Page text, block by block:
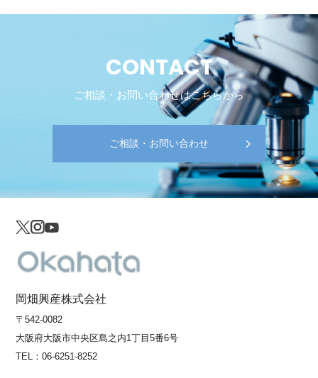
CONTACT
ご相談・お問い合わせはこちらから
ご相談・お問い合わせ
岡畑興産株式会社
〒542-0082
大阪府大阪市中央区島之内1丁目5番6号
TEL：06-6251-8252